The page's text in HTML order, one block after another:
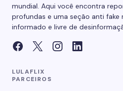
mundial. Aqui você encontra
profundas e uma seção anti
informado e livre de
LULAFLIX
PARCEIROS